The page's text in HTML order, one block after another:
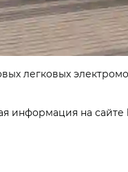
легковых
информация на